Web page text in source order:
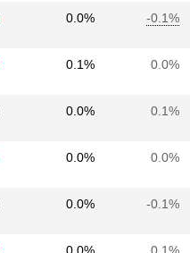
0.0% -0.1%
0.1% 0.0%
0.0% 0.1%
0.0% 0.0%
0.0% -0.1%